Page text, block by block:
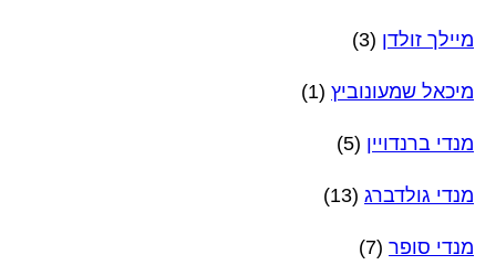
מיילך זולדן (3)
מיכאל שמעונוביץ (1)
מנדי ברנדויין (5)
מנדי גולדברג (13)
מנדי סופר (7)